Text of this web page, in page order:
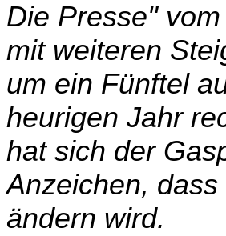
Die Presse"
mit weiteren
um ein Fünftel
heurigen Jahr
hat sich der
Anzeichen,
ändern wird.